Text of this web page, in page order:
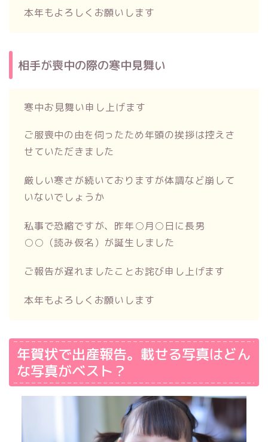
本年もよろしくお願いします
相手が喪中の際の寒中見舞い
寒中お見舞い申し上げます
ご服喪中の由を伺ったため年頭の挨拶は控えさ
せていただきました
厳しい寒さが続いておりますが体調など崩して
いないでしょうか
私事で恐縮ですが、昨年○月○日に長男
○○（読み仮名）が誕生しました
ご報告が遅れましたことお詫び申し上げます
本年もよろしくお願いします
年賀状で出産報告。載せる写真はどん
な写真がベスト？